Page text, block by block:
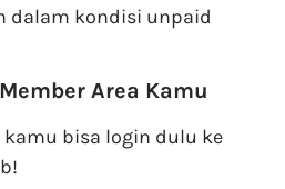
dalam kondisi unpaid
Area Kamu
kamu bisa login dulu ke